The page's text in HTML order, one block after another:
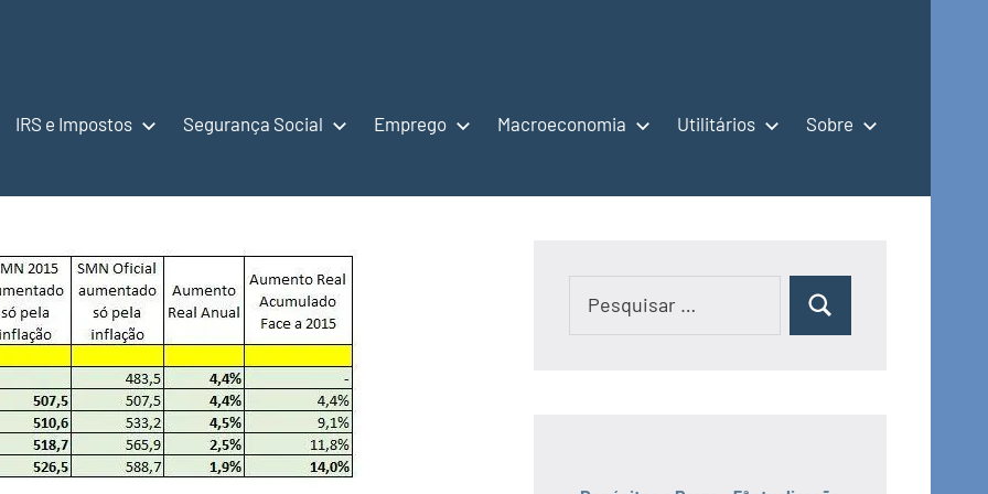
IRS e Impostos Segurança Social Emprego Macroeconomia Utilitários Sobre
Pesquisar